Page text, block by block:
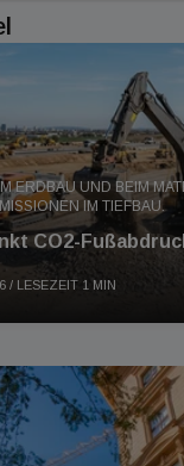
ERDBAU UND BEIM
IM TIEFBAU.
CO2-
/ LESEZEIT 1 MIN